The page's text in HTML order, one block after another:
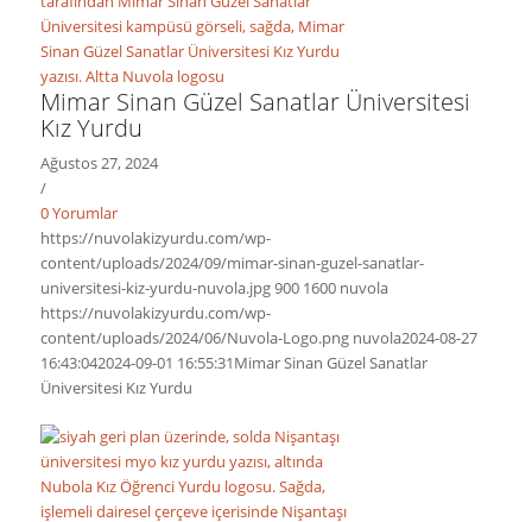
Mimar Sinan Güzel Sanatlar Üniversitesi
Kız Yurdu
Ağustos 27, 2024
/
0 Yorumlar
https://nuvolakizyurdu.com/wp-
content/uploads/2024/09/mimar-sinan-guzel-sanatlar-
universitesi-kiz-yurdu-nuvola.jpg900 1600 nuvola
https://nuvolakizyurdu.com/wp-
content/uploads/2024/06/Nuvola-Logo.png nuvola2024-08-27
16:43:042024-09-01 16:55:31Mimar Sinan Güzel Sanatlar
Üniversitesi Kız Yurdu